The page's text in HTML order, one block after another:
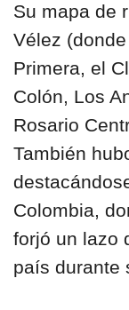
Su mapa de
Vélez
Primera, el
Colón, Los
Rosario
También
Colombia,
forjó un lazo
país durante